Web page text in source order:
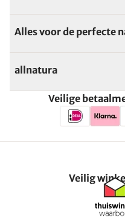
Alles voor de perfecte
allnatura
Veilige
Veilig